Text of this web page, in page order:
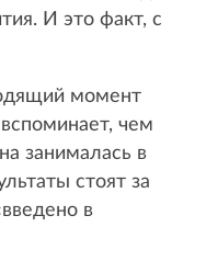
И это факт, с
момент
чем
занималась в
стоят за
в